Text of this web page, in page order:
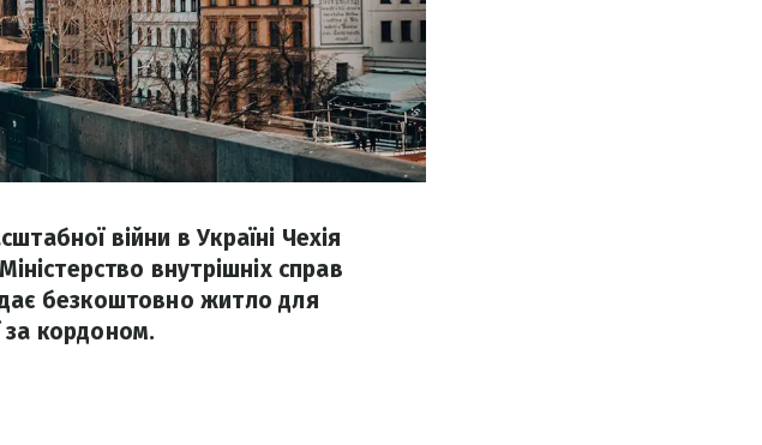
війни в Україні Чехія
внутрішніх справ
безкоштовно житло для
за кордоном.